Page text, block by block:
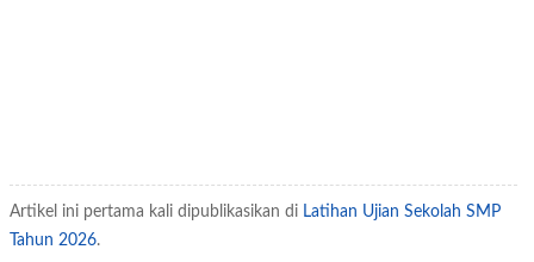
Artikel ini pertama kali dipublikasikan di Latihan Ujian Sekolah SMP
Tahun 2026.